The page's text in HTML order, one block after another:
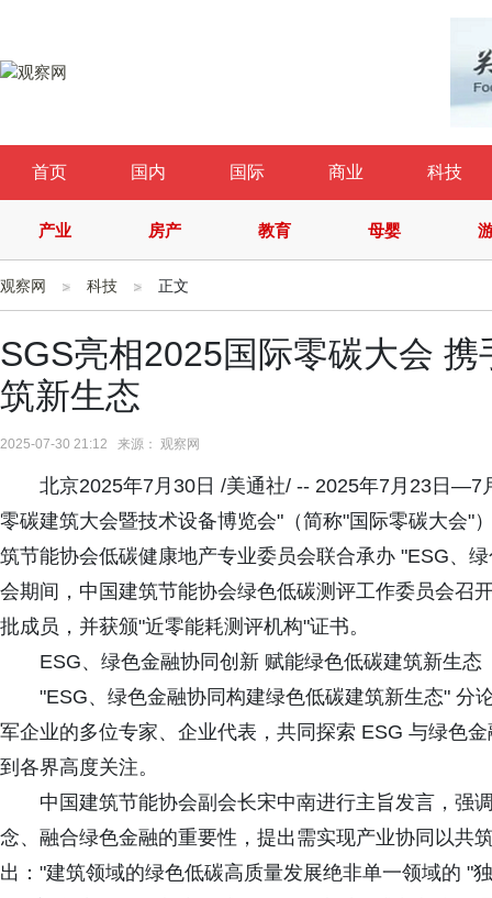
首页 国内 国际 商业 科技
产业 房产 教育 母婴
观察网 科技 正文
SGS亮相2025国际零碳大会
筑新生态
2025-07-30 21:12 来源： 观察网
北京2025年7月30日 /美通社/ -- 2025年7月23日—7
零碳建筑大会暨技术设备博览会"（简称"国际零碳大会"
筑节能协会低碳健康地产专业委员会联合承办 "ESG、
会期间，中国建筑节能协会绿色低碳测评工作委员会召
批成员，并获颁"近零能耗测评机构"证书。
ESG、绿色金融协同创新 赋能绿色低碳建筑新生态
"ESG、绿色金融协同构建绿色低碳建筑新生态" 分
军企业的多位专家、企业代表，共同探索 ESG 与绿色
到各界高度关注。
中国建筑节能协会副会长宋中南进行主旨发言，强
念、融合绿色金融的重要性，提出需实现产业协同以共
出："建筑领域的绿色低碳高质量发展绝非单一领域的 "